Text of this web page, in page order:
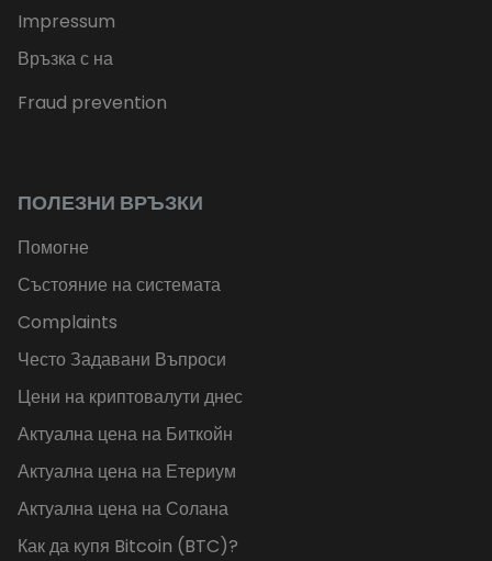
Impressum
Връзка с на
Fraud prevention
ПОЛЕЗНИ ВРЪЗКИ
Помогне
Състояние на системата
Complaints
Често Задавани Въпроси
Цени на криптовалути днес
Актуална цена на Биткойн
Актуална цена на Етериум
Актуална цена на Солана
Как да купя Bitcoin (BTC)?